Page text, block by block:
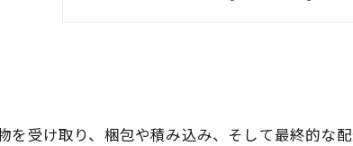
を受け取り、梱包や積み込み、そして最終的な